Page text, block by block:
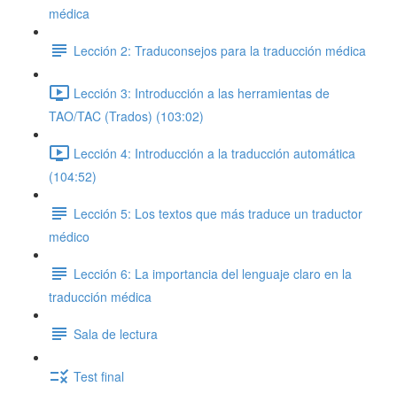
médica
Lección 2: Traduconsejos para la traducción médica
Lección 3: Introducción a las herramientas de
TAO/TAC (Trados) (103:02)
Lección 4: Introducción a la traducción automática
(104:52)
Lección 5: Los textos que más traduce un traductor
médico
Lección 6: La importancia del lenguaje claro en la
traducción médica
Sala de lectura
Test final